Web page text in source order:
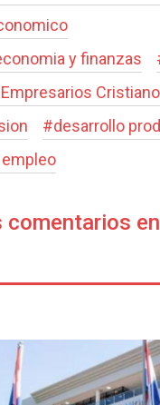
y finanzas
#desarrollo
comentarios